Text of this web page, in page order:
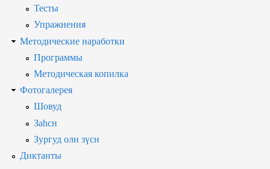
Тесты
Упражнения
Методические наработки
Программы
Методическая копилка
Фотогалерея
Шовуд
Заһсн
Зургуд олн зүсн
Диктанты